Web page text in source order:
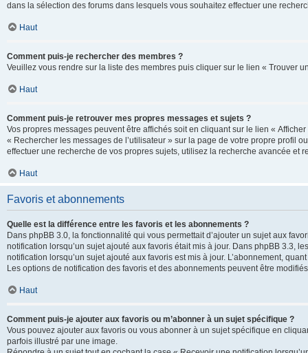
dans la sélection des forums dans lesquels vous souhaitez effectuer une
Haut
Comment puis-je rechercher des membres ?
Veuillez vous rendre sur la liste des membres puis cliquer sur le lien « Trouver
Haut
Comment puis-je retrouver mes propres messages et sujets ?
Vos propres messages peuvent être affichés soit en cliquant sur le lien «
« Rechercher les messages de l’utilisateur » sur la page de votre propre profil
effectuer une recherche de vos propres sujets, utilisez la recherche avancée
Haut
Favoris et abonnements
Quelle est la différence entre les favoris et les abonnements ?
Dans phpBB 3.0, la fonctionnalité qui vous permettait d’ajouter un sujet aux
notification lorsqu’un sujet ajouté aux favoris était mis à jour. Dans phpBB 3.3,
notification lorsqu’un sujet ajouté aux favoris est mis à jour. L’abonnement,
Les options de notification des favoris et des abonnements peuvent être
Haut
Comment puis-je ajouter aux favoris ou m’abonner à un sujet spécifique ?
Vous pouvez ajouter aux favoris ou vous abonner à un sujet spécifique en
parfois illustré par une image.